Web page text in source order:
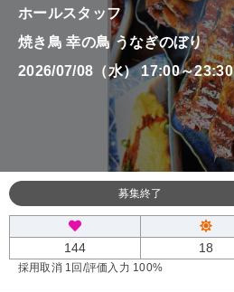
ホールスタッフ
焼き鳥 幸の鳥 うなぎのぼり
2026/07/08（水） 17:00～23:30
募集終了
144 18
採用取消 1回 /評価入力 100%